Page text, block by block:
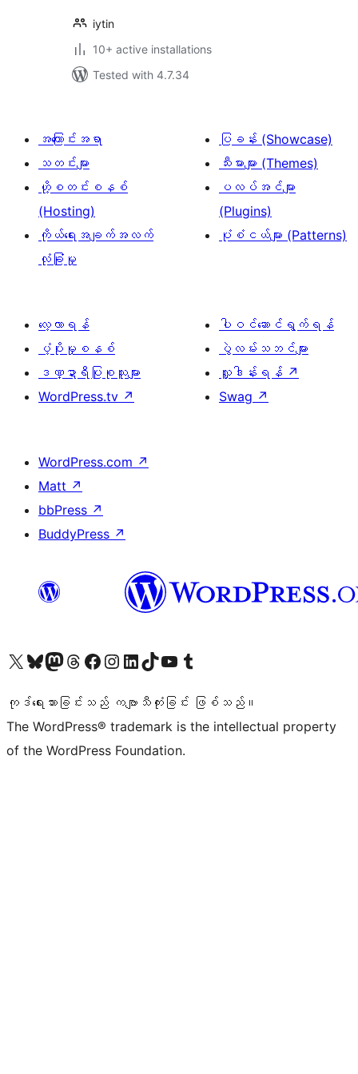
iytin
10+ active installations
Tested with 4.7.34
အကြောင်းအရာ
သတင်းများ
ဟို့စတင်းစနစ်
(Hosting)
ကိုယ်ရေးအချက်အလက်
လုံခြုံမှု
ပြခန်း (Showcase)
သီးမားများ (Themes)
ပလပ်အင်များ
(Plugins)
ပုံစံငယ်များ (Patterns)
လေ့လာရန်
ပံ့ပိုးမှုစနစ်
ဒဏ္ဍာရီပြုစုသူများ
WordPress.tv ↗
ပါဝင်ဆောင်ရွက်ရန်
ပွဲလမ်းသဘင်များ
လှူဒါန်းရန် ↗
Swag ↗
WordPress.com ↗
Matt ↗
bbPress ↗
BuddyPress ↗
ကျွန်ုပ်တို့၏ X (ယခင် Twitter) အကောင့်သို့ သွားရောက်ကြည့်ရှုပါကျွန်ုပ်တို့၏ Bluesky အကောင့်သို့ ဝင်ရောက်ကြည့်ရှုရန်
ကျွန်ုပ်တို့၏ Mastodon အကောင့်သို့ သွားရောက်ကြည့်ရှုပါကျွန်ုပ်တို့၏ Threads အကောင့်သို့ ဝင်ရောက်ကြည့်ရှုရန်
ကျွန်ုပ်တို့၏ Facebook စာမျက်နှာသို့ သွားရောက်ကြည့်ရှုပါကျွန်ုပ်တို့၏ Instagram အကောင့်သို့ သွားရောက်ကြည့်ရှုပါ ကျွန်ုပ်တို့၏ LinkedIn အကောင့်သို့ သွားရောက်ကြည့်ရှုပါကျွန်ုပ်တို့၏ TikTok အကောင့်သို့ ဝင်ရောက်ကြည့်ရှုရန်
ကျွန်ုပ်တို့၏ YouTube ချန်နယ်သို့ သွားရောက်ကြည့်ရှုပါ ကျွန်ုပ်တို့၏ Tumblr အကောင့်သို့ ဝင်ရောက်ကြည့်ရှုရန်
ကုဒ်ရေးသားခြင်းသည် ကဗျာသီကုံးခြင်း ဖြစ်သည်။
The WordPress® trademark is the intellectual property
of the WordPress Foundation.